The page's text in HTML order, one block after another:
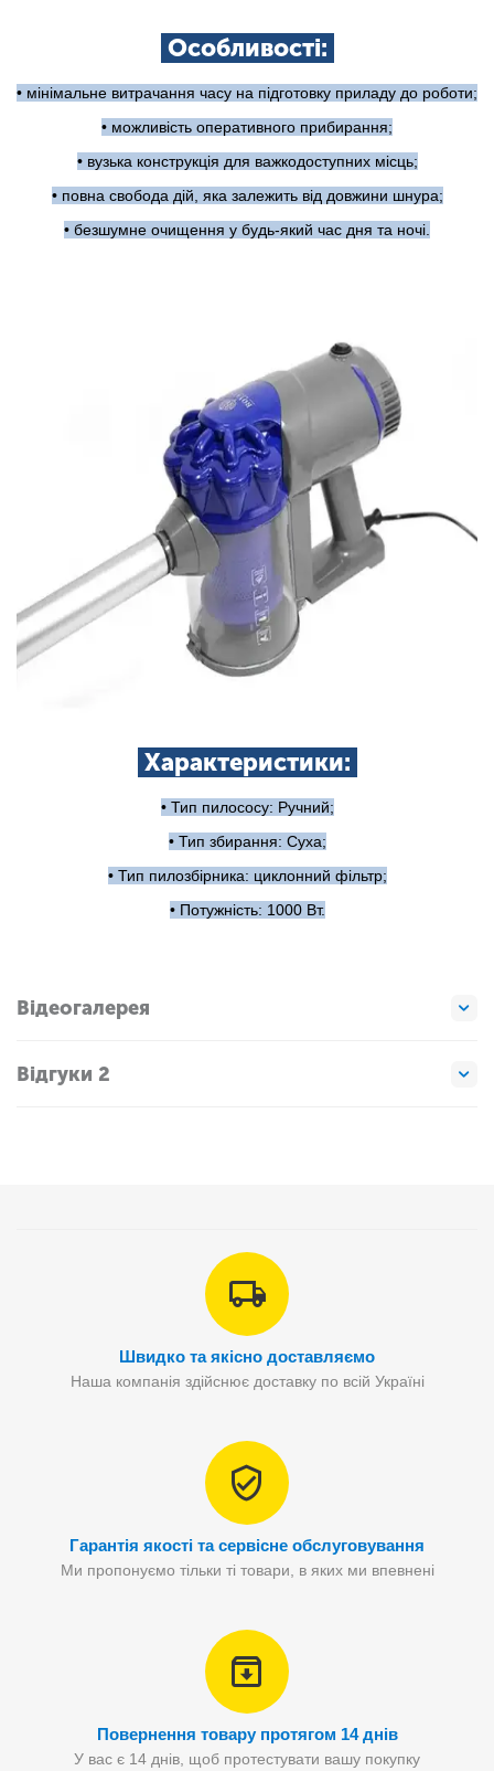
Особливості:
• мінімальне витрачання часу на підготовку приладу до роботи;
• можливість оперативного прибирання;
• вузька конструкція для важкодоступних місць;
• повна свобода дій, яка залежить від довжини шнура;
• безшумне очищення у будь-який час дня та ночі.
Характеристики:
• Тип пилососу: Ручний;
• Тип збирання: Суха;
• Тип пилозбірника: циклонний фільтр;
• Потужність: 1000 Вт.
Відеогалерея
Відгуки 2
Швидко та якісно доставляємо
Наша компанія здійснює доставку по всій Україні
Гарантія якості та сервісне обслуговування
Ми пропонуємо тільки ті товари, в яких ми впевнені
Повернення товару протягом 14 днів
У вас є 14 днів, щоб протестувати вашу покупку